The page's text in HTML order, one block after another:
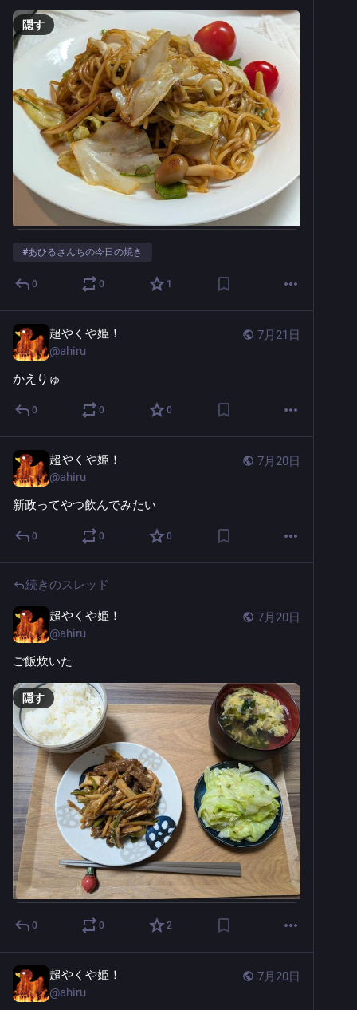
隠す
#あひるさんちの今日の焼き
0 0 1
7月21日
超やくや姫！
@ahiru
かえりゅ
0 0 0
7月20日
超やくや姫！
@ahiru
新政ってやつ飲んでみたい
0 0 0
続きのスレッド
7月20日
超やくや姫！
@ahiru
ご飯炊いた
隠す
0 0 2
7月20日
超やくや姫！
@ahiru